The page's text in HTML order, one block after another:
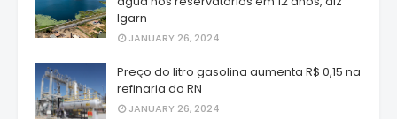
Igarn
JANUARY 26, 2024
Preço do litro gasolina aumenta R$ 0,15 na
refinaria do RN
JANUARY 26, 2024